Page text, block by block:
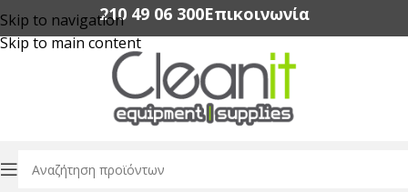
Skip to navigation
Skip to main content
210 49 06 300‬Επικοινωνία